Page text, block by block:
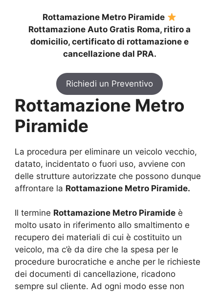
Rottamazione Metro Piramide
Rottamazione Auto Gratis Roma, ritiro a
domicilio, certificato di rottamazione e
cancellazione dal PRA.
Richiedi un Preventivo
Rottamazione Metro
Piramide
La procedura per eliminare un veicolo vecchio,
datato, incidentato o fuori uso, avviene con
delle strutture autorizzate che possono dunque
affrontare la Rottamazione Metro Piramide.
Il termine Rottamazione Metro Piramide è
molto usato in riferimento allo smaltimento e
recupero dei materiali di cui è costituito un
veicolo, ma c’è da dire che la spesa per le
procedure burocratiche e anche per le richieste
dei documenti di cancellazione, ricadono
sempre sul cliente. Ad ogni modo esse non